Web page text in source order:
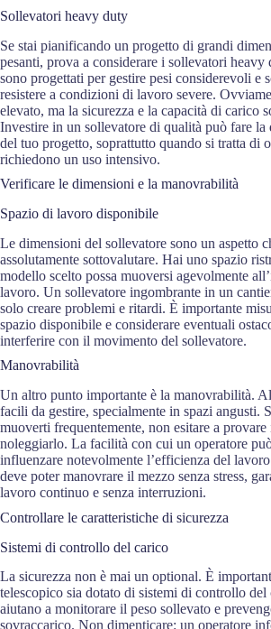
Sollevatori heavy duty
Se stai pianificando un progetto di grandi
pesanti, prova a considerare i sollevatori
sono progettati per gestire pesi considerevoli e
resistere a condizioni di lavoro severe.
elevato, ma la sicurezza e la capacità di carico
Investire in un sollevatore di qualità può fare la
del tuo progetto, soprattutto quando si tratta di
richiedono un uso intensivo.
Verificare le dimensioni e la manovrabilità
Spazio di lavoro disponibile
Le dimensioni del sollevatore sono un aspetto
assolutamente sottovalutare. Hai uno spazio
modello scelto possa muoversi agevolmente
lavoro. Un sollevatore ingombrante in un
solo creare problemi e ritardi. È importante
spazio disponibile e considerare eventuali
interferire con il movimento del sollevatore.
Manovrabilità
Un altro punto importante è la manovrabilità.
facili da gestire, specialmente in spazi angusti.
muoverti frequentemente, non esitare a
noleggiarlo. La facilità con cui un operatore
influenzare notevolmente l’efficienza del
deve poter manovrare il mezzo senza stress,
lavoro continuo e senza interruzioni.
Controllare le caratteristiche di sicurezza
Sistemi di controllo del carico
La sicurezza non è mai un optional. È
telescopico sia dotato di sistemi di controllo del
aiutano a monitorare il peso sollevato e
sovraccarico. Non dimenticare: un operatore